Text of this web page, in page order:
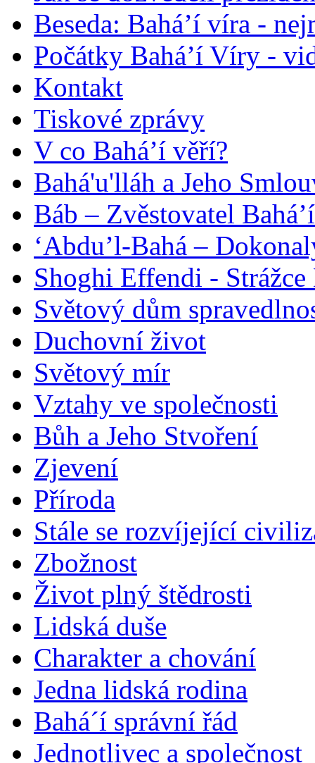
Beseda: Bahá’í víra -
Počátky Bahá’í Víry -
Kontakt
Tiskové zprávy
V co Bahá’í věří?
Bahá'u'lláh a Jeho
Báb – Zvěstovatel
‘Abdu’l-Bahá –
Shoghi Effendi -
Světový dům
Duchovní život
Světový mír
Vztahy ve společnosti
Bůh a Jeho Stvoření
Zjevení
Příroda
Stále se rozvíjející
Zbožnost
Život plný štědrosti
Lidská duše
Charakter a chování
Jedna lidská rodina
Bahá´í správní řád
Jednotlivec a společnost